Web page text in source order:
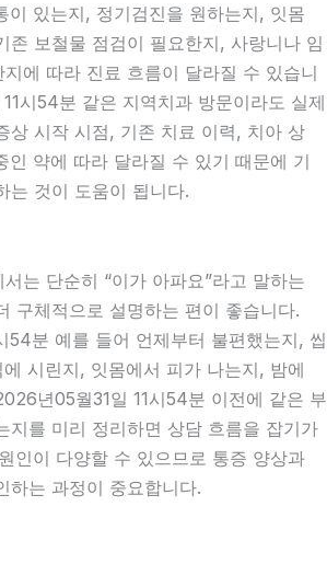
이 있는지, 정기검진을 원하는지, 잇몸
존 보철물 점검이 필요한지, 사랑니나 임
에 따라 진료 흐름이 달라질 수 있습니
시54분 같은 지역치과 방문이라도 실제
상 시작 시점, 기존 치료 이력, 치아 상
인 약에 따라 달라질 수 있기 때문에 기
는 것이 도움이 됩니다.
는 단순히 “이가 아파요”라고 말하는
구체적으로 설명하는 편이 좋습니다.
54분 예를 들어 언제부터 불편했는지, 씹
시린지, 잇몸에서 피가 나는지, 밤에
년05월31일 11시54분 이전에 같은 부
지를 미리 정리하면 상담 흐름을 잡기가
인이 다양할 수 있으므로 통증 양상과
하는 과정이 중요합니다.